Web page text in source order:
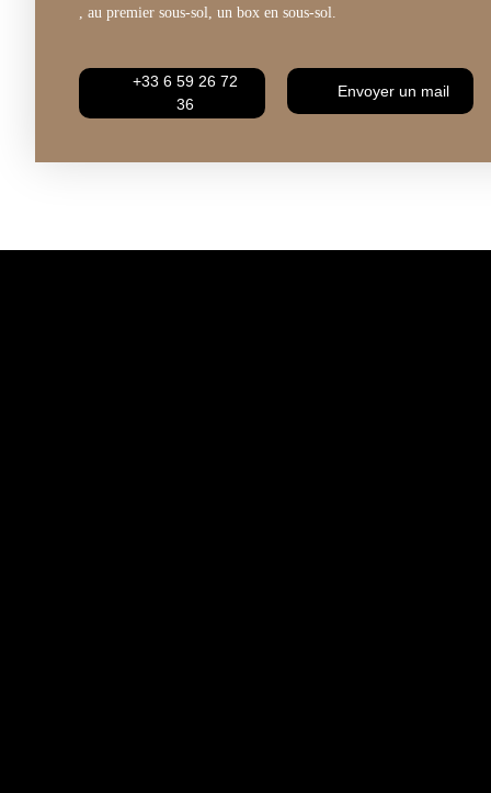
, au premier sous-sol, un box en sous-sol.
+33 6 59 26 72
36
Envoyer un mail